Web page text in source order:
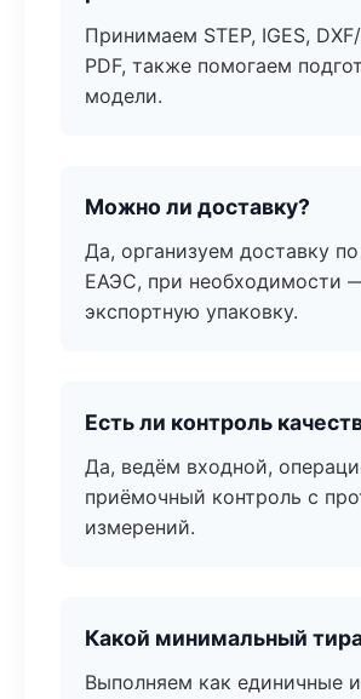
Принимаем STEP, IGES,
PDF, также помогаем
модели.
Можно ли доставку?
Да, организуем доставку
ЕАЭС, при необходимости
экспортную упаковку.
Есть ли контроль
Да, ведём входной,
приёмочный контроль с
измерений.
Какой минимальный
Выполняем как единичные